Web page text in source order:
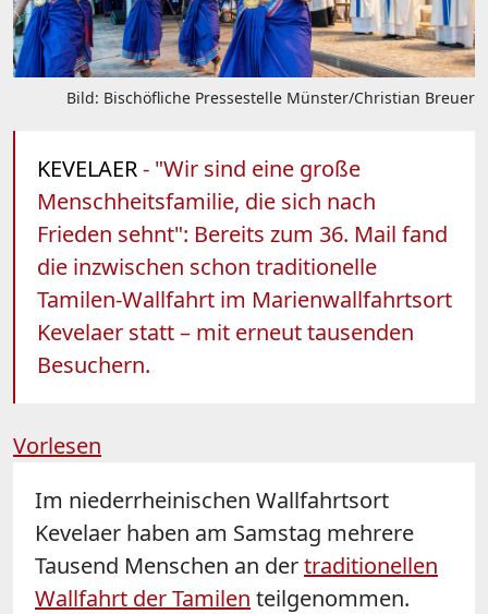
Bild: Bischöfliche Pressestelle Münster/Christian Breuer
KEVELAER- "Wir sind eine große
Menschheitsfamilie, die sich nach
Frieden sehnt": Bereits zum 36. Mail fand
die inzwischen schon traditionelle
Tamilen-Wallfahrt im Marienwallfahrtsort
Kevelaer statt – mit erneut tausenden
Besuchern.
Vorlesen
Im niederrheinischen Wallfahrtsort
Kevelaer haben am Samstag mehrere
Tausend Menschen an dertraditionellen
Wallfahrt der Tamilen teilgenommen.